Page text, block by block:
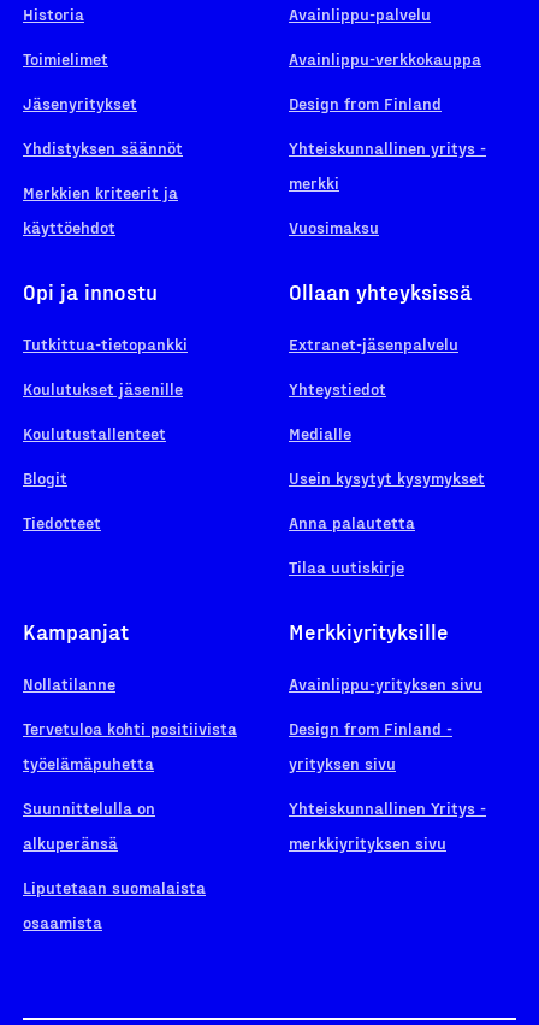
Historia
Toimielimet
Jäsenyritykset
Yhdistyksen säännöt
Merkkien kriteerit ja
käyttöehdot
Avainlippu-palvelu
Avainlippu-verkkokauppa
Design from Finland
Yhteiskunnallinen yritys -
merkki
Vuosimaksu
Opi ja innostu
Tutkittua-tietopankki
Koulutukset jäsenille
Koulutustallenteet
Blogit
Tiedotteet
Ollaan yhteyksissä
Extranet-jäsenpalvelu
Yhteystiedot
Medialle
Usein kysytyt kysymykset
Anna palautetta
Tilaa uutiskirje
Kampanjat
Nollatilanne
Tervetuloa kohti positiivista
työelämäpuhetta
Suunnittelulla on
alkuperänsä
Liputetaan suomalaista
osaamista
Merkkiyrityksille
Avainlippu-yrityksen sivu
Design from Finland -
yrityksen sivu
Yhteiskunnallinen Yritys -
merkkiyrityksen sivu